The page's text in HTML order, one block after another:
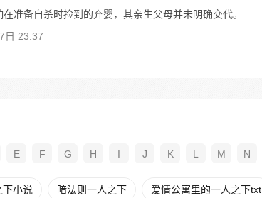
准备自杀时捡到的弃婴，其亲生父母并未明确交代。
日 23:37
E F G H I J K L M N
下小说 暗法则一人之下 爱情公寓里的一人之下txt